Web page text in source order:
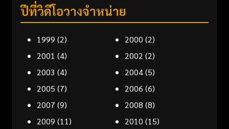
ปีที่วิดีโอวางจำหน่าย
1999 (2) 2000 (2)
2001 (4) 2002 (2)
2003 (4) 2004(5)
2005 (7) 2006 (6)
2007 (9) 2008 (8)
2009 (11) 2010 (15)